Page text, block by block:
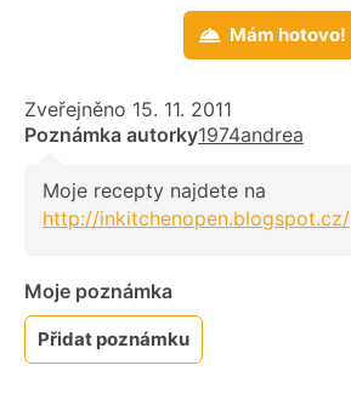
Mám hotovo!
Zveřejněno 15. 11. 2011
Poznámka autorky1974andrea
Moje recepty najdete na
http://inkitchenopen.blogspot.cz/
Moje poznámka
Přidat poznámku